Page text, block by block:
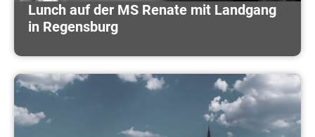
Lunch auf der MS Renate mit Landgang
in Regensburg